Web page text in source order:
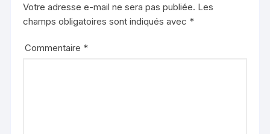
Votre adresse e-mail ne sera pas publiée. Les
champs obligatoires sont indiqués avec *
Commentaire *